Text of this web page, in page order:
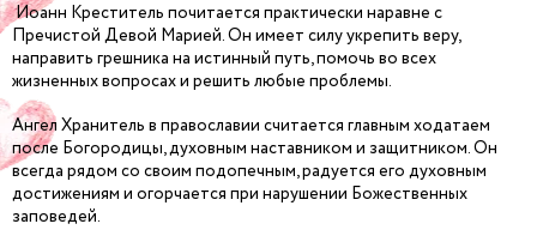
Иоанн Креститель почитается практически наравне с
Пречистой Девой Марией. Он имеет силу укрепить веру,
направить грешника на истинный путь, помочь во всех
жизненных вопросах и решить любые проблемы.
Ангел Хранитель в православии считается главным ходатаем
после Богородицы, духовным наставником и защитником. Он
всегда рядом со своим подопечным, радуется его духовным
достижениям и огорчается при нарушении Божественных
заповедей.